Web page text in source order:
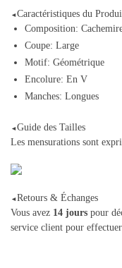
◄Caractéristiques du
Composition:
Coupe: Large
Motif: Géométrique
Encolure: En V
Manches: Longues
◄Guide des Tailles
Les mensurations sont
◄Retours & Échanges
Vous avez 14 jours pour
service client pour